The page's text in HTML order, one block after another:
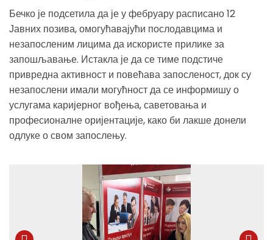
Бечко је подсетила да је у фебруару расписано 12
Јавних позива, омогућавајући послодавцима и
незапосленим лицима да искористе прилике за
запошљавање. Истакла је да се тиме подстиче
привредна активност и повећава запосленост, док су
незапослени имали могућност да се информишу о
услугама каријерног вођења, саветовања и
професионалне оријентације, како би лакше донели
одлуке о свом запослењу.